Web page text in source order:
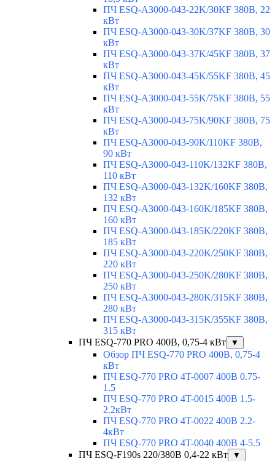
ПЧ ESQ-A3000-043-22K/30KF 380В, 22
кВт
ПЧ ESQ-A3000-043-30K/37KF 380В, 30
кВт
ПЧ ESQ-A3000-043-37K/45KF 380В, 37
кВт
ПЧ ESQ-A3000-043-45K/55KF 380В, 45
кВт
ПЧ ESQ-A3000-043-55K/75KF 380В, 55
кВт
ПЧ ESQ-A3000-043-75K/90KF 380В, 75
кВт
ПЧ ESQ-A3000-043-90K/110KF 380В,
90 кВт
ПЧ ESQ-A3000-043-110K/132KF 380В,
110 кВт
ПЧ ESQ-A3000-043-132K/160KF 380В,
132 кВт
ПЧ ESQ-A3000-043-160K/185KF 380В,
160 кВт
ПЧ ESQ-A3000-043-185K/220KF 380В,
185 кВт
ПЧ ESQ-A3000-043-220K/250KF 380В,
220 кВт
ПЧ ESQ-A3000-043-250K/280KF 380В,
250 кВт
ПЧ ESQ-A3000-043-280K/315KF 380В,
280 кВт
ПЧ ESQ-A3000-043-315K/355KF 380В,
315 кВт
ПЧ ESQ-770 PRO 400В, 0,75-4 кВт
▼
Обзор ПЧ ESQ-770 PRO 400В, 0,75-4
кВт
ПЧ ESQ-770 PRO 4T-0007 400В 0.75-
1.5
ПЧ ESQ-770 PRO 4T-0015 400В 1.5-
2.2кВт
ПЧ ESQ-770 PRO 4T-0022 400В 2.2-
4кВт
ПЧ ESQ-770 PRO 4T-0040 400В 4-5.5
ПЧ ESQ-F190s 220/380В 0,4-22 кВт
▼